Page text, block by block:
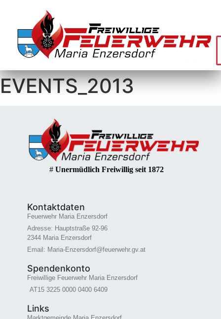
EVENTS_2013
# Unermüdlich Freiwillig seit 1872
Kontaktdaten
Feuerwehr Maria Enzersdorf
Adresse: Hauptstraße 92-96
2344 Maria Enzersdorf
Email: Maria-Enzersdorf@feuerwehr.gv.at
Spendenkonto
Freiwillige Feuerwehr Maria Enzersdorf
AT15 3225 0000 0400 6409
Links
Marktgemeinde Maria Enzersdorf